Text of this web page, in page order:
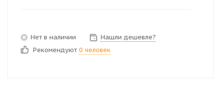
Нет в наличии
Нашли дешевле?
Рекомендуют 0 человек